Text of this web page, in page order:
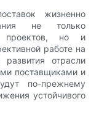
жизненно
не только
проектов, но и
работе на
отрасли
поставщиками и
по-прежнему
устойчивого